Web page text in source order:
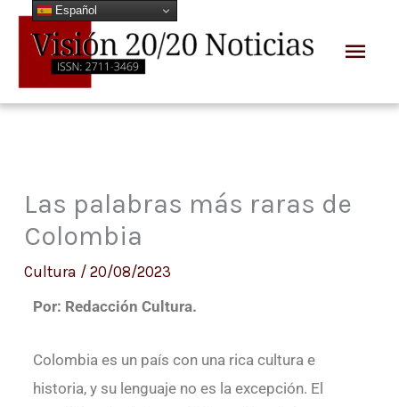
contenido
Las palabras más raras de
Colombia
Cultura / 20/08/2023
Por: Redacción Cultura.
Colombia es un país con una rica cultura e
historia, y su lenguaje no es la excepción. El
Español